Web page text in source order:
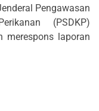
Pengawasan
(PSDKP)
merespons laporan